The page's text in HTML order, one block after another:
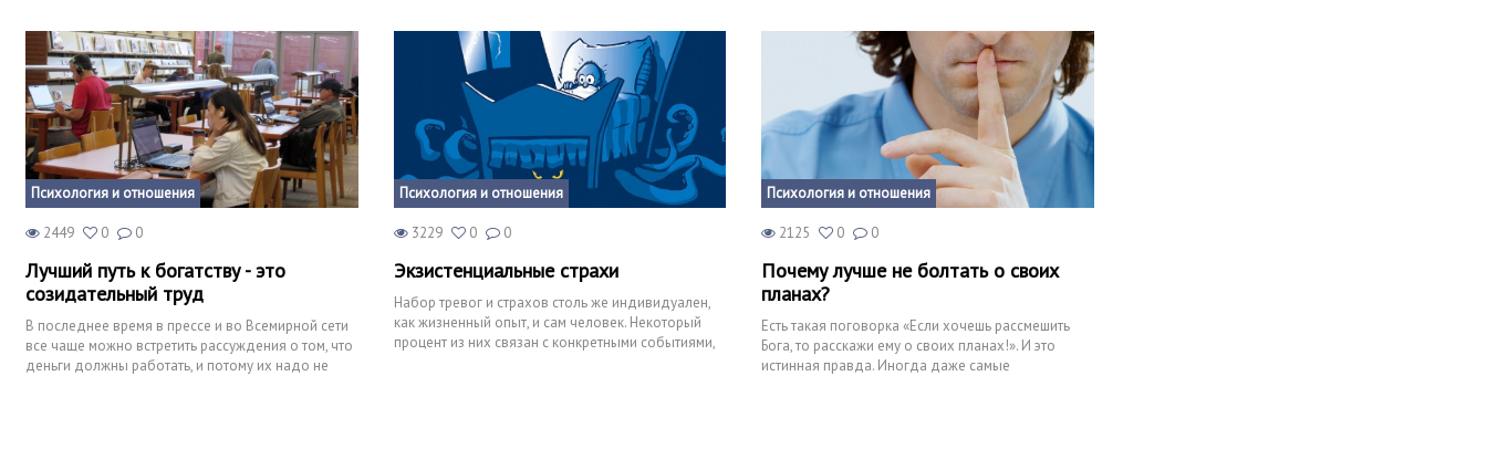
Психология и отношения
2449 0 0
Лучший путь к богатству - это
созидательный труд
В последнее время в прессе и во Всемирной сети
все чаще можно встретить рассуждения о том, что
деньги должны работать, и потому их надо не
Психология и отношения
3229 0 0
Экзистенциальные страхи
Набор тревог и страхов столь же индивидуален,
как жизненный опыт, и сам человек. Некоторый
процент из них связан с конкретными событиями,
Психология и отношения
2125 0 0
Почему лучше не болтать о своих
планах?
Есть такая поговорка «Если хочешь рассмешить
Бога, то расскажи ему о своих планах!». И это
истинная правда. Иногда даже самые